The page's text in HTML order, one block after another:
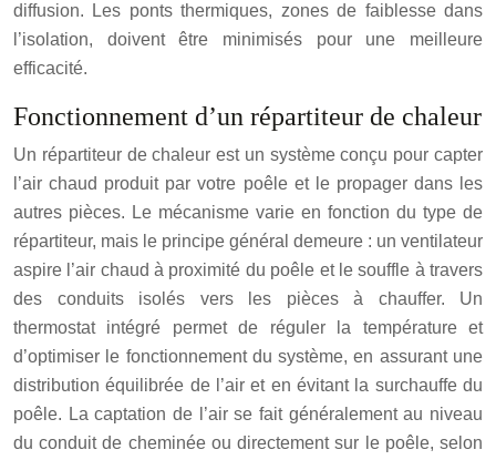
diffusion. Les ponts thermiques, zones de faiblesse dans
l’isolation, doivent être minimisés pour une meilleure
efficacité.
Fonctionnement d’un répartiteur de chaleur
Un répartiteur de chaleur est un système conçu pour capter
l’air chaud produit par votre poêle et le propager dans les
autres pièces. Le mécanisme varie en fonction du type de
répartiteur, mais le principe général demeure : un ventilateur
aspire l’air chaud à proximité du poêle et le souffle à travers
des conduits isolés vers les pièces à chauffer. Un
thermostat intégré permet de réguler la température et
d’optimiser le fonctionnement du système, en assurant une
distribution équilibrée de l’air et en évitant la surchauffe du
poêle. La captation de l’air se fait généralement au niveau
du conduit de cheminée ou directement sur le poêle, selon